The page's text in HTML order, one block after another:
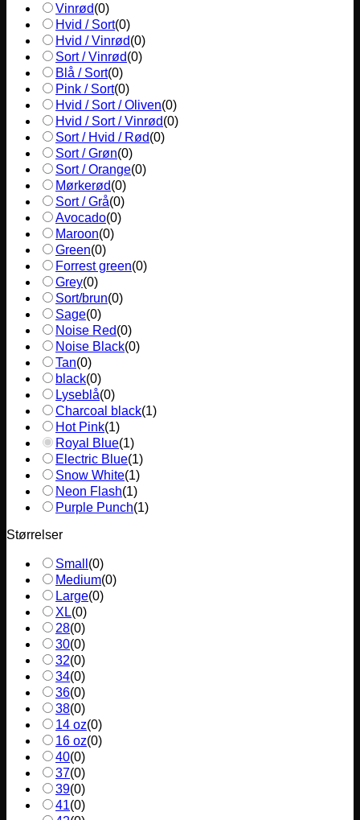
Vinrød(0)
Hvid / Sort(0)
Hvid / Vinrød(0)
Sort / Vinrød(0)
Blå / Sort(0)
Pink / Sort(0)
Hvid / Sort / Oliven(0)
Hvid / Sort / Vinrød(0)
Sort / Hvid / Rød(0)
Sort / Grøn(0)
Sort / Orange(0)
Mørkerød(0)
Sort / Grå(0)
Avocado(0)
Maroon(0)
Green(0)
Forrest green(0)
Grey(0)
Sort/brun(0)
Sage(0)
Noise Red(0)
Noise Black(0)
Tan(0)
black(0)
Lyseblå(0)
Charcoal black(1)
Hot Pink(1)
Royal Blue(1)
Electric Blue(1)
Snow White(1)
Neon Flash(1)
Purple Punch(1)
Størrelser
Small (0)
Medium(0)
Large(0)
XL(0)
28(0)
30(0)
32(0)
34(0)
36(0)
38(0)
14 oz(0)
16 oz(0)
40(0)
37(0)
39(0)
41(0)